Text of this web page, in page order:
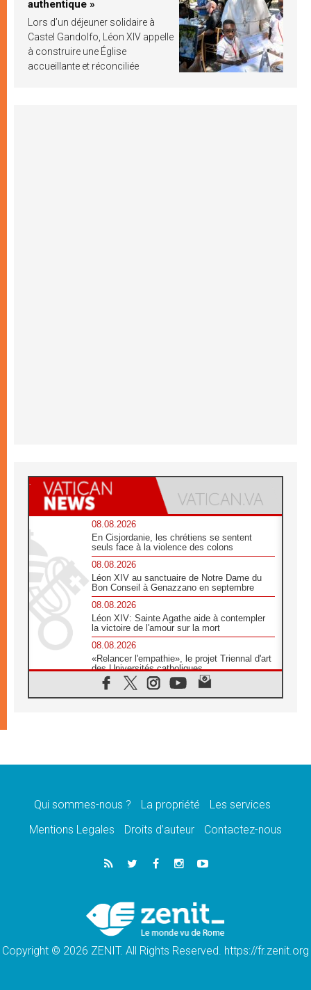
authentique »
Lors d’un déjeuner solidaire à
Castel Gandolfo, Léon XIV appelle
à construire une Église
accueillante et réconciliée
08.08.2026
En Cisjordanie, les chrétiens se sentent
seuls face à la violence des colons
08.08.2026
Léon XIV au sanctuaire de Notre Dame du
Bon Conseil à Genazzano en septembre
08.08.2026
Léon XIV: Sainte Agathe aide à contempler
la victoire de l'amour sur la mort
08.08.2026
«Relancer l'empathie», le projet Triennal d'art
des Universités catholiques
08.08.2026
Signis 2026, donner la parole aux religieuses
07.08.2026
07.08.2026
de l'Assomption et mémoire nationale
«La paix commence par l'empathie» estime
le cardinal Parolin
En Colombie, «la paix ne s'achète pas avec
une signature»
Qui sommes-nous ? La propriété
Les services
Mentions Legales
Droits d’auteur Contactez-nous
Copyright © 2026 ZENIT. All Rights Reserved. https://fr.zenit.org